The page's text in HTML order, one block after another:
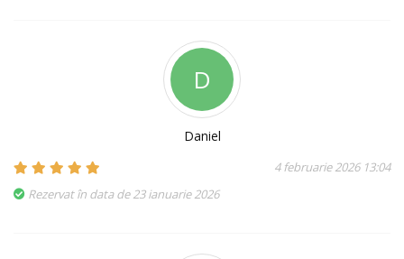
D
Daniel
4 februarie 2026 13:04
Rezervat în data de 23 ianuarie 2026